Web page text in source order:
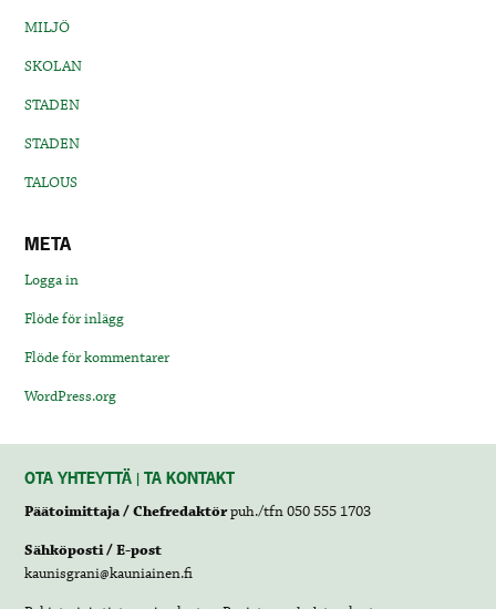
MILJÖ
SKOLAN
STADEN
STADEN
TALOUS
META
Logga in
Flöde för inlägg
Flöde för kommentarer
WordPress.org
OTA YHTEYTTÄ | TA KONTAKT
Päätoimittaja / Chefredaktörpuh./tfn 050 555 1703
Sähköposti / E-post
kaunisgrani@kauniainen.fi